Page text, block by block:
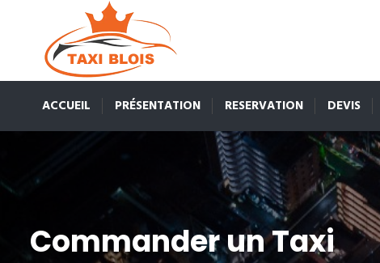
ACCUEIL PRÉSENTATION RESERVATION DEVIS
Commander un Taxi